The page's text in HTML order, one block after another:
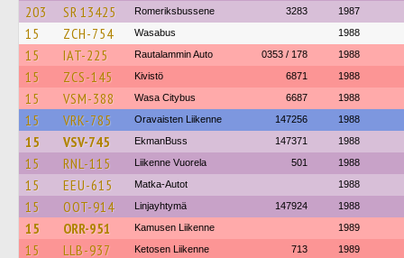
203 SR 13425 Romeriksbussene 3283 1987
15 ZCH-754 Wasabus 1988
15 IAT-225 Rautalammin Auto 0353 / 178 1988
15 ZCS-145 Kivistö 6871 1988
15 VSM-388 Wasa Citybus 6687 1988
15 VRK-785 Oravaisten Liikenne 147256 1988
15 VSV-745 EkmanBuss 147371 1988
15 RNL-115 Liikenne Vuorela 501 1988
15 EEU-615 Matka-Autot 1988
15 OOT-914 Linjayhtymä 147924 1988
15 ORR-951 Kamusen Liikenne 1989
15 LLB-937 Ketosen Liikenne 713 1989